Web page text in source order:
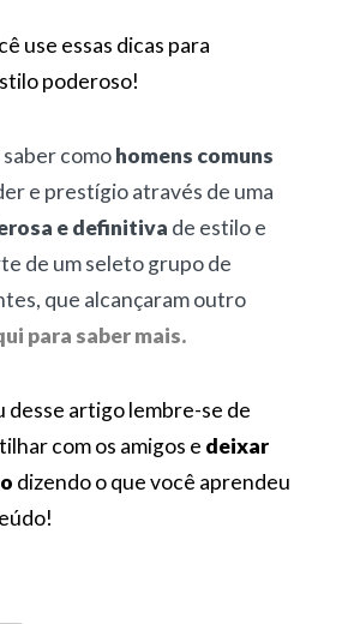
use essas dicas para
poderoso!
saber comohomens comuns
e prestígio através de uma
e definitiva de estilo e
de um seleto grupo de
que alcançaram outro
para saber mais.
desse artigo lembre-se de
com os amigos e deixar
dizendo o que você aprendeu